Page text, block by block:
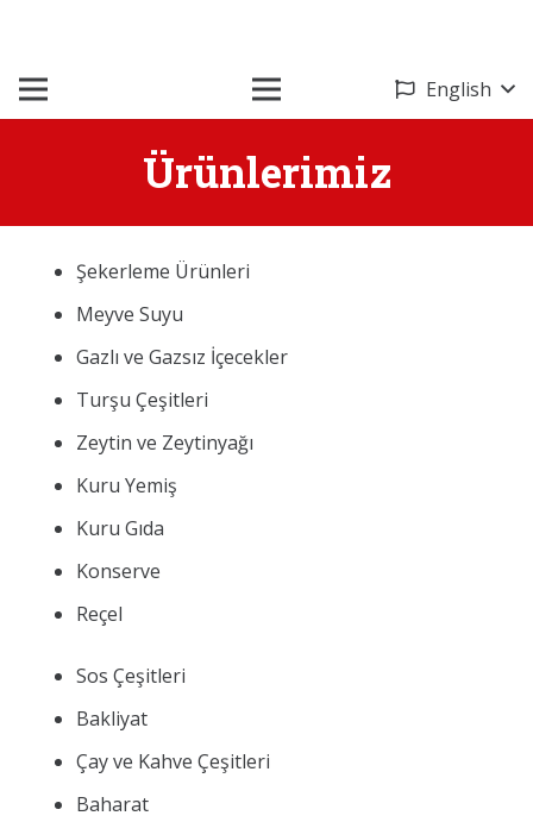
English
Ürünlerimiz
Şekerleme Ürünleri
Meyve Suyu
Gazlı ve Gazsız İçecekler
Turşu Çeşitleri
Zeytin ve Zeytinyağı
Kuru Yemiş
Kuru Gıda
Konserve
Reçel
Sos Çeşitleri
Bakliyat
Çay ve Kahve Çeşitleri
Baharat